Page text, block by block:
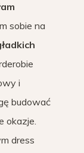
sobie na
i
budować
okazje.
dress